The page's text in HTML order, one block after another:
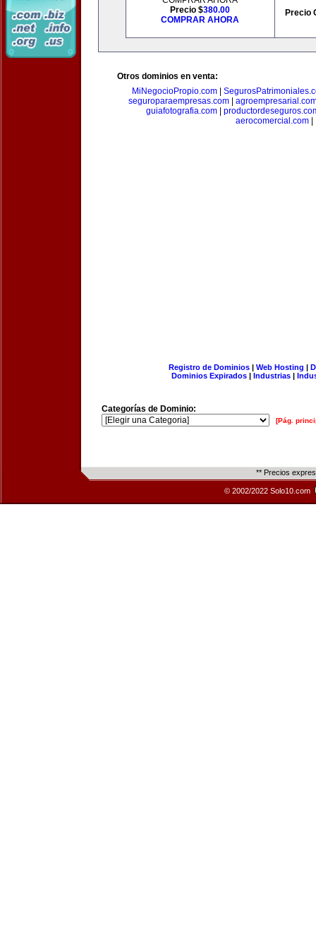
Precio $380.00
COMPRAR AHORA
Precio
Otros dominios en venta:
MiNegocioPropio.com|
seguroparaempresas.com
guiafotografia.com
aerocomercial.com
Registro de Dominios| Web Hosting |
Dominios Expirados | Industrias |
Categorías de Dominio:
[Pág.
** Precios
© 2002/2022 Solo10.com